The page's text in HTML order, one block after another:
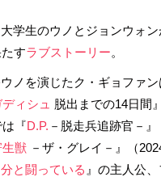
学生のウノとジョンウォ
すラブストーリー。
ノを演じたク・ギョファン
ィシュ 脱出までの14日間
は『D.P. －脱走兵追跡官－
生獣 －ザ・グレイ－』（
と闘っている 』の主人公